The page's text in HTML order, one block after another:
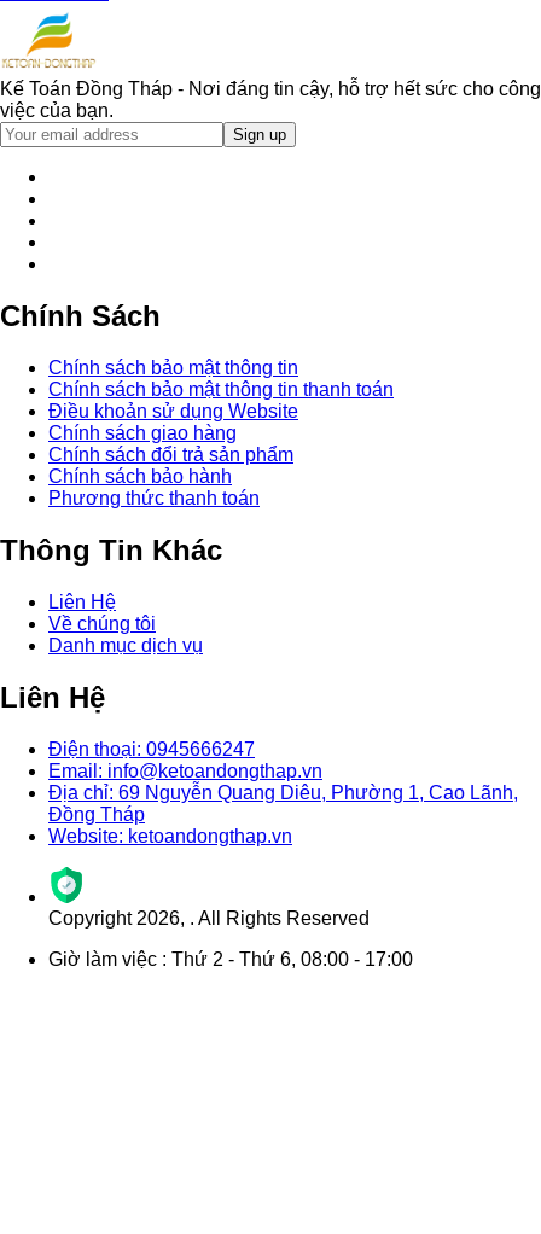
Kế Toán Đồng Tháp - Nơi đáng tin cậy, hỗ trợ hết sức cho công
việc của bạn.
Chính Sách
Chính sách bảo mật thông tin
Chính sách bảo mật thông tin thanh toán
Điều khoản sử dụng Website
Chính sách giao hàng
Chính sách đổi trả sản phẩm
Chính sách bảo hành
Phương thức thanh toán
Thông Tin Khác
Liên Hệ
Về chúng tôi
Danh mục dịch vụ
Liên Hệ
Điện thoại: 0945666247
Email: info@ketoandongthap.vn
Địa chỉ: 69 Nguyễn Quang Diêu, Phường 1, Cao Lãnh,
Đồng Tháp
Website: ketoandongthap.vn
Copyright 2026, . All Rights Reserved
Giờ làm việc : Thứ 2 - Thứ 6, 08:00 - 17:00